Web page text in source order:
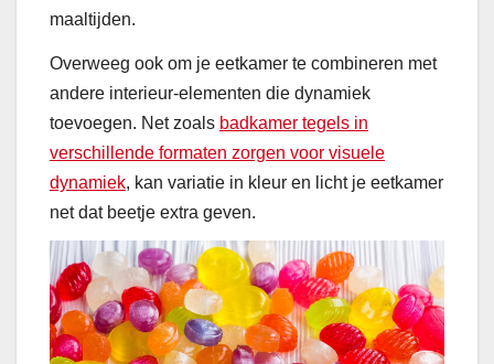
maaltijden.
Overweeg ook om je eetkamer te combineren met
andere interieur-elementen die dynamiek
toevoegen. Net zoals badkamer tegels in
verschillende formaten zorgen voor visuele
dynamiek, kan variatie in kleur en licht je eetkamer
net dat beetje extra geven.